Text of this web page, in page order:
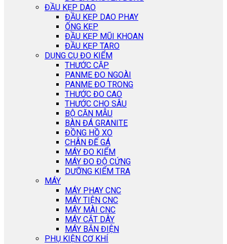
ĐẦU KẸP DAO
ĐẦU KẸP DAO PHAY
ỐNG KẸP
ĐẦU KẸP MŨI KHOAN
ĐẦU KẸP TARO
DỤNG CỤ ĐO KIỂM
THƯỚC CẶP
PANME ĐO NGOÀI
PANME ĐO TRONG
THƯỚC ĐO CAO
THƯỚC CHO SÂU
BỘ CĂN MẪU
BÀN ĐÁ GRANITE
ĐỒNG HỒ XO
CHÂN ĐẾ GÁ
MÁY ĐO KIỂM
MÁY ĐO ĐỘ CỨNG
DƯỠNG KIỂM TRA
MÁY
MÁY PHAY CNC
MÁY TIỆN CNC
MÁY MÀI CNC
MÁY CẮT DÂY
MÁY BẮN ĐIỆN
PHỤ KIỆN CƠ KHÍ